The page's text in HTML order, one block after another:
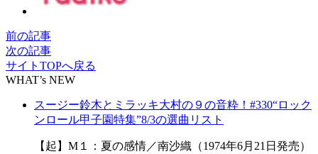
前の記事
次の記事
サイトTOPへ戻る
WHAT’s NEW
スージー鈴木とミラッキ大村の９の音粋！#330“ロック
ンロール甲子園特集”8/3の選曲リスト
【起】M１：夏の感情／南沙織（1974年6月21日発売）